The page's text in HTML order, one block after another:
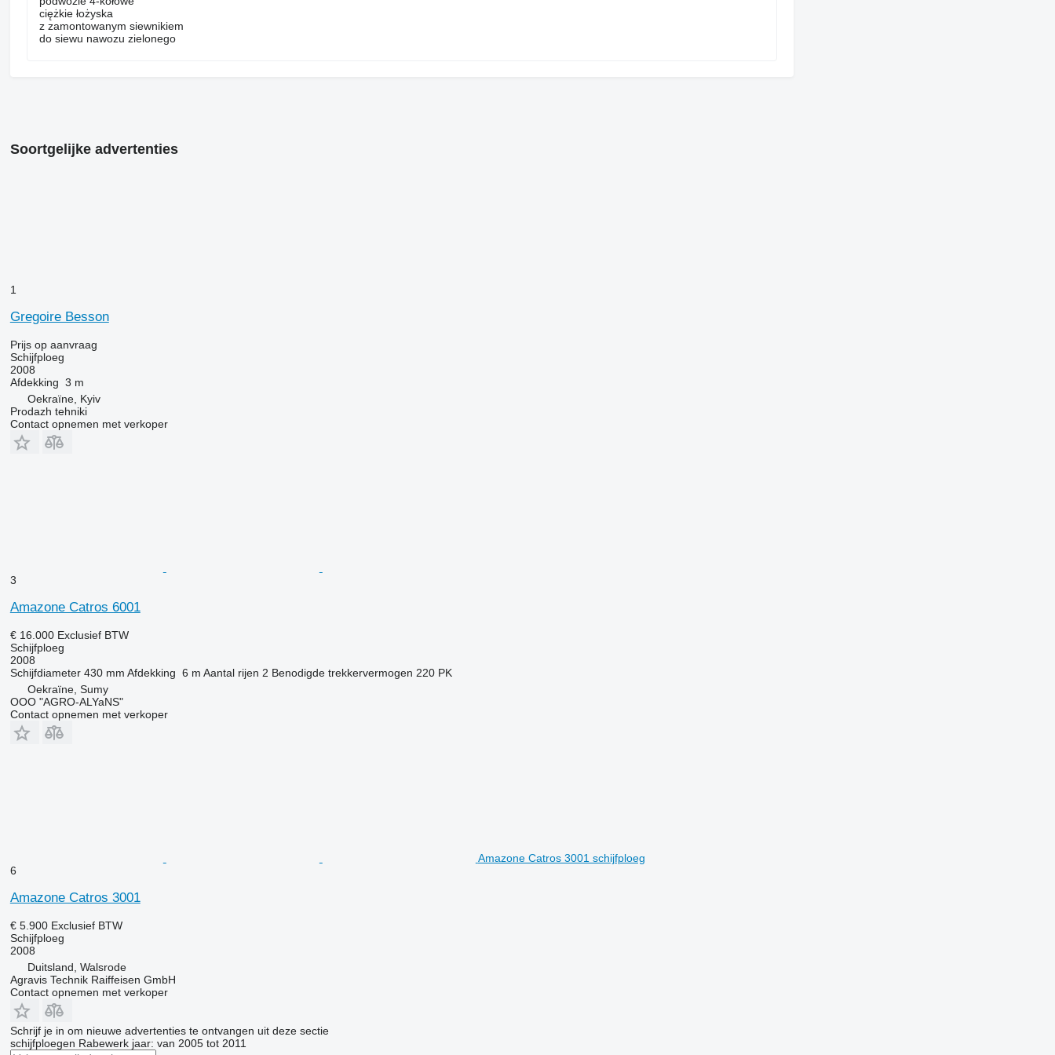
ciężkie łożyska
z zamontowanym siewnikiem
do siewu nawozu zielonego
Soortgelijke advertenties
1
Gregoire Besson
Prijs op aanvraag
Schijfploeg
2008
Afdekking 3 m
Oekraïne, Kyiv
Prodazh tehniki
Contact opnemen met verkoper
3
Amazone Catros 6001
€ 16.000 Exclusief BTW
Schijfploeg
2008
Schijfdiameter 430 mm Afdekking 6 m Aantal rijen 2 Benodigde trekkervermogen 220 PK
Oekraïne, Sumy
OOO "AGRO-ALYaNS"
Contact opnemen met verkoper
Amazone Catros 3001 schijfploeg
6
Amazone Catros 3001
€ 5.900 Exclusief BTW
Schijfploeg
2008
Duitsland, Walsrode
Agravis Technik Raiffeisen GmbH
Contact opnemen met verkoper
Schrijf je in om nieuwe advertenties te ontvangen uit deze sectie
schijfploegen Rabewerk jaar: van 2005 tot 2011